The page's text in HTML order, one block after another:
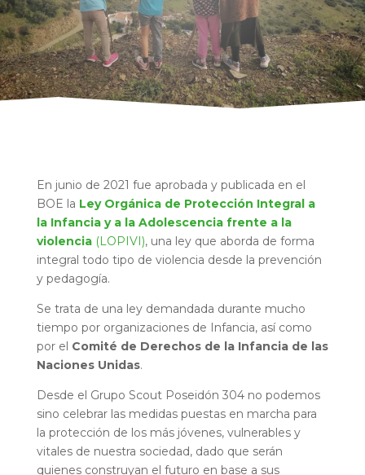
En junio de 2021 fue aprobada y publicada en el
BOE la Ley Orgánica de Protección Integral a
la Infancia y a la Adolescencia frente a la
violencia (LOPIVI), una ley que aborda de forma
integral todo tipo de violencia desde la prevención
y pedagogía.
Se trata de una ley demandada durante mucho
tiempo por organizaciones de Infancia, así como
por el Comité de Derechos de la Infancia de las
Naciones Unidas.
Desde el Grupo Scout Poseidón 304 no podemos
sino celebrar las medidas puestas en marcha para
la protección de los más jóvenes, vulnerables y
vitales de nuestra sociedad, dado que serán
quienes construyan el futuro en base a sus